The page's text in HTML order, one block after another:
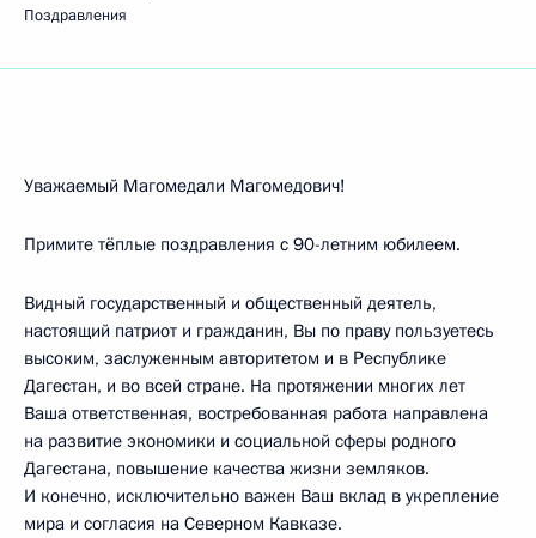
Поздравления
Уважаемый Магомедали Магомедович!
Примите тёплые поздравления с 90-летним юбилеем.
Видный государственный и общественный деятель,
настоящий патриот и гражданин, Вы по праву пользуетесь
высоким, заслуженным авторитетом и в Республике
Дагестан, и во всей стране. На протяжении многих лет
Ваша ответственная, востребованная работа направлена
на развитие экономики и социальной сферы родного
Дагестана, повышение качества жизни земляков.
И конечно, исключительно важен Ваш вклад в укрепление
мира и согласия на Северном Кавказе.